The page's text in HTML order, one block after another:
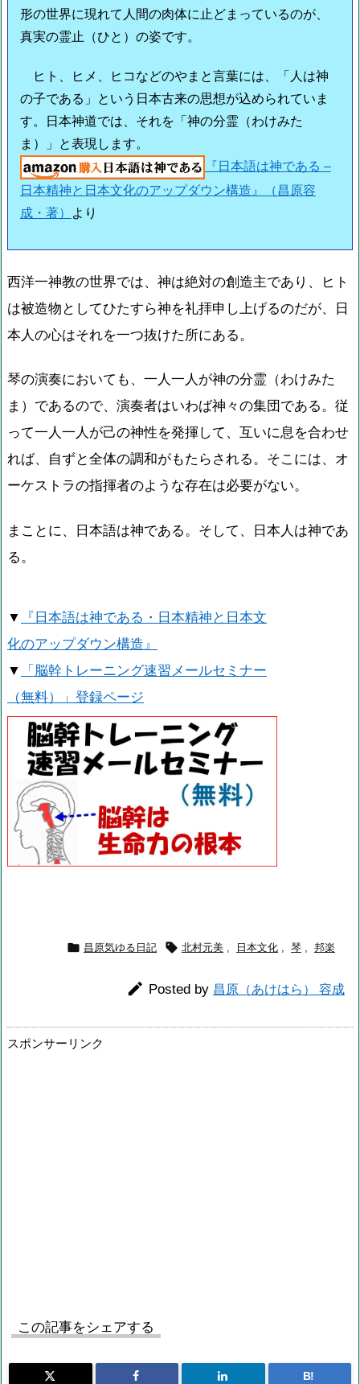
形の世界に現れて人間の肉体に止どまっているのが、
真実の霊止（ひと）の姿です。
ヒト、ヒメ、ヒコなどのやまと言葉には、「人は神
の子である」という日本古来の思想が込められていま
す。日本神道では、それを「神の分霊（わけみた
ま）」と表現します。
『日本語は神である –
日本精神と日本文化のアップダウン構造』（昌原容
成・著）
より
西洋一神教の世界では、神は絶対の創造主であり、ヒト
は被造物としてひたすら神を礼拝申し上げるのだが、日
本人の心はそれを一つ抜けた所にある。
琴の演奏においても、一人一人が神の分霊（わけみた
ま）であるので、演奏者はいわば神々の集団である。従
って一人一人が己の神性を発揮して、互いに息を合わせ
れば、自ずと全体の調和がもたらされる。そこには、オ
ーケストラの指揮者のような存在は必要がない。
まことに、日本語は神である。そして、日本人は神であ
る。
▼
『日本語は神である・日本精神と日本文
化のアップダウン構造』
▼
「脳幹トレーニング速習メールセミナー
（無料）」登録ページ
 昌原気ゆる日記  北村元美 日本文化 琴 邦楽
 Posted by 昌原（あけはら） 容成
スポンサーリンク
この記事をシェアする
B!